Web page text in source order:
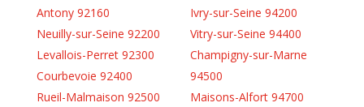
Antony 92160
Neuilly-sur-Seine 92200
Levallois-Perret 92300
Courbevoie 92400
Rueil-Malmaison 92500
Ivry-sur-Seine 94200
Vitry-sur-Seine 94400
Champigny-sur-Marne
94500
Maisons-Alfort 94700